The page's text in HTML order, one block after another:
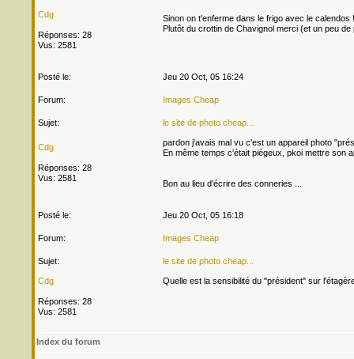
Cdg
Réponses: 28
Vus: 2581
Sinon on t'enferme dans le frigo avec le calendos
Plutôt du crottin de Chavignol merci (et un peu de
Posté le: Jeu 20 Oct, 05 16:24
Forum: Images Cheap
Sujet: le site de photo cheap...
Cdg
Réponses: 28
Vus: 2581
pardon j'avais mal vu c'est un appareil photo
En même temps c'était piégeux, pkoi mettre son
Bon au lieu d'écrire des conneries ...
Posté le: Jeu 20 Oct, 05 16:18
Forum: Images Cheap
Sujet: le site de photo cheap...
Cdg
Réponses: 28
Vus: 2581
Quelle est la sensibilité du "président" sur
Index du forum